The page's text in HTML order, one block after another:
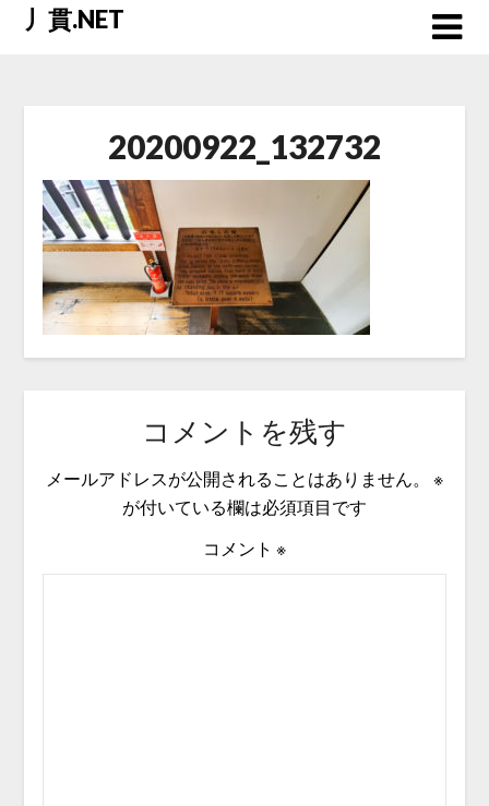
Skip丿貫.NET
20200922_132732
コメントを残す
メールアドレスが公開されることはありません。
※
が付いている欄は必須項目です
コメント ※